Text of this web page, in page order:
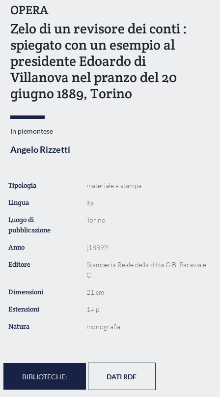
OPERA
Zelo di un revisore dei conti :
spiegato con un esempio al
presidente Edoardo di
Villanova nel pranzo del 20
giugno 1889, Torino
In piemontese
Angelo Rizzetti
Tipologia materiale a stampa
Lingua ita
Luogo di
pubblicazione
Torino
Anno [1889?!
Editore
Stamperia Reale della ditta G.B. Paravia e
C.
Dimensioni 21 cm
Estensioni 14 p.
Natura monografia
BIBLIOTECHE: DATI RDF